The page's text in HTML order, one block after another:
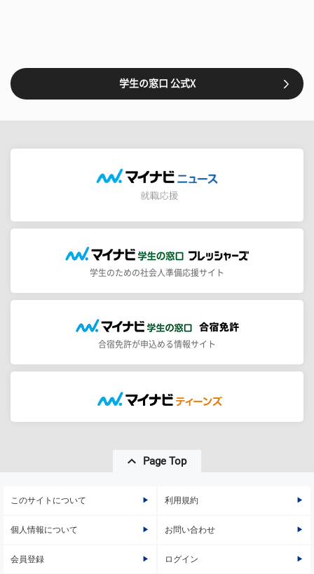
学生の窓口 公式X
学生のための社会人準備応援サイト
合宿免許が申込める情報サイト
Page Top
このサイトについて 利用規約
個人情報について お問い合わせ
会員登録 ログイン